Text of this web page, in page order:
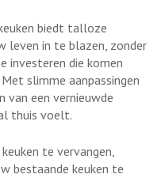
biedt talloze
leven in te blazen, zonder
investeren die komen
slimme aanpassingen
van een vernieuwde
thuis voelt.
te vervangen,
bestaande keuken te